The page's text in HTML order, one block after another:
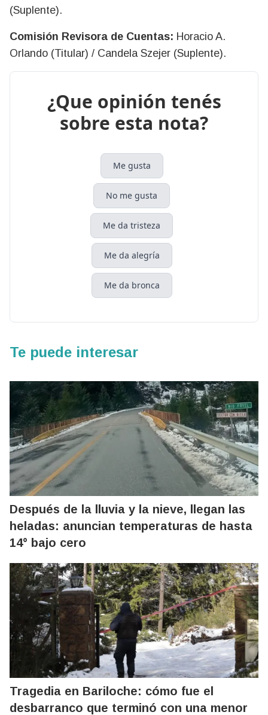
(Suplente).
Comisión Revisora de Cuentas: Horacio A.
Orlando (Titular) / Candela Szejer (Suplente).
¿Que opinión tenés
sobre esta nota?
Me gusta
No me gusta
Me da tristeza
Me da alegría
Me da bronca
Te puede interesar
Después de la lluvia y la nieve, llegan las
heladas: anuncian temperaturas de hasta
14° bajo cero
Tragedia en Bariloche: cómo fue el
desbarranco que terminó con una menor